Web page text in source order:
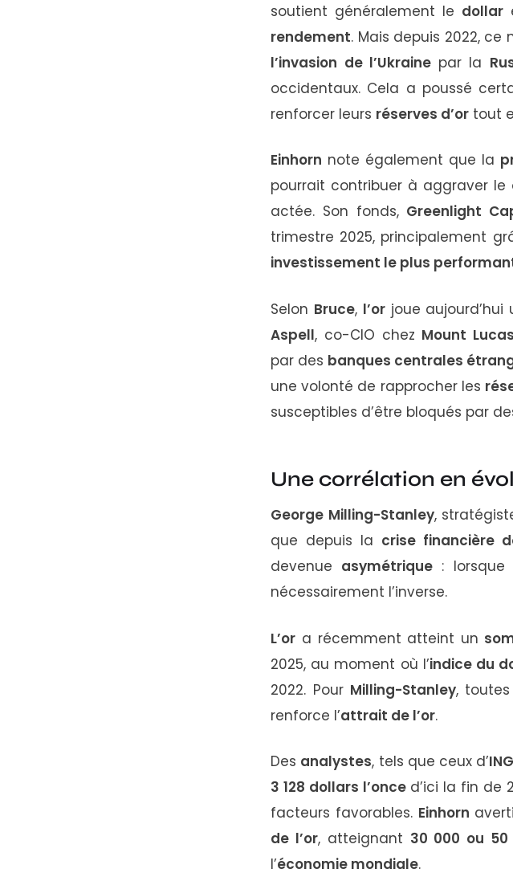
soutient généralement le dollar
rendement. Mais depuis 2022, ce
l’invasion de l’Ukraine par la
occidentaux. Cela a poussé
renforcer leurs réserves d’or tout
Einhorn note également que la
pourrait contribuer à aggraver le
actée. Son fonds, Greenlight
trimestre 2025, principalement
investissement le plus
Selon Bruce, l’or joue aujourd’hui
Aspell, co-CIO chez Mount Lucas
par des banques centrales
unevolonté de rapprocher les
susceptibles d’être bloqués par
Une corrélation en
George Milling-Stanley,
que depuis la crise financière
devenue asymétrique : lorsque
nécessairement l’inverse.
L’or a récemment atteint un
2025, au moment où l’indice du
2022. Pour Milling-Stanley, toutes
renforce l’attrait de l’or.
Des analystes, tels que ceux d’
3128 dollars l’once d’ici la fin de
facteurs favorables. Einhorn
de l’or, atteignant 30 000 ou 50
l’économie mondiale.